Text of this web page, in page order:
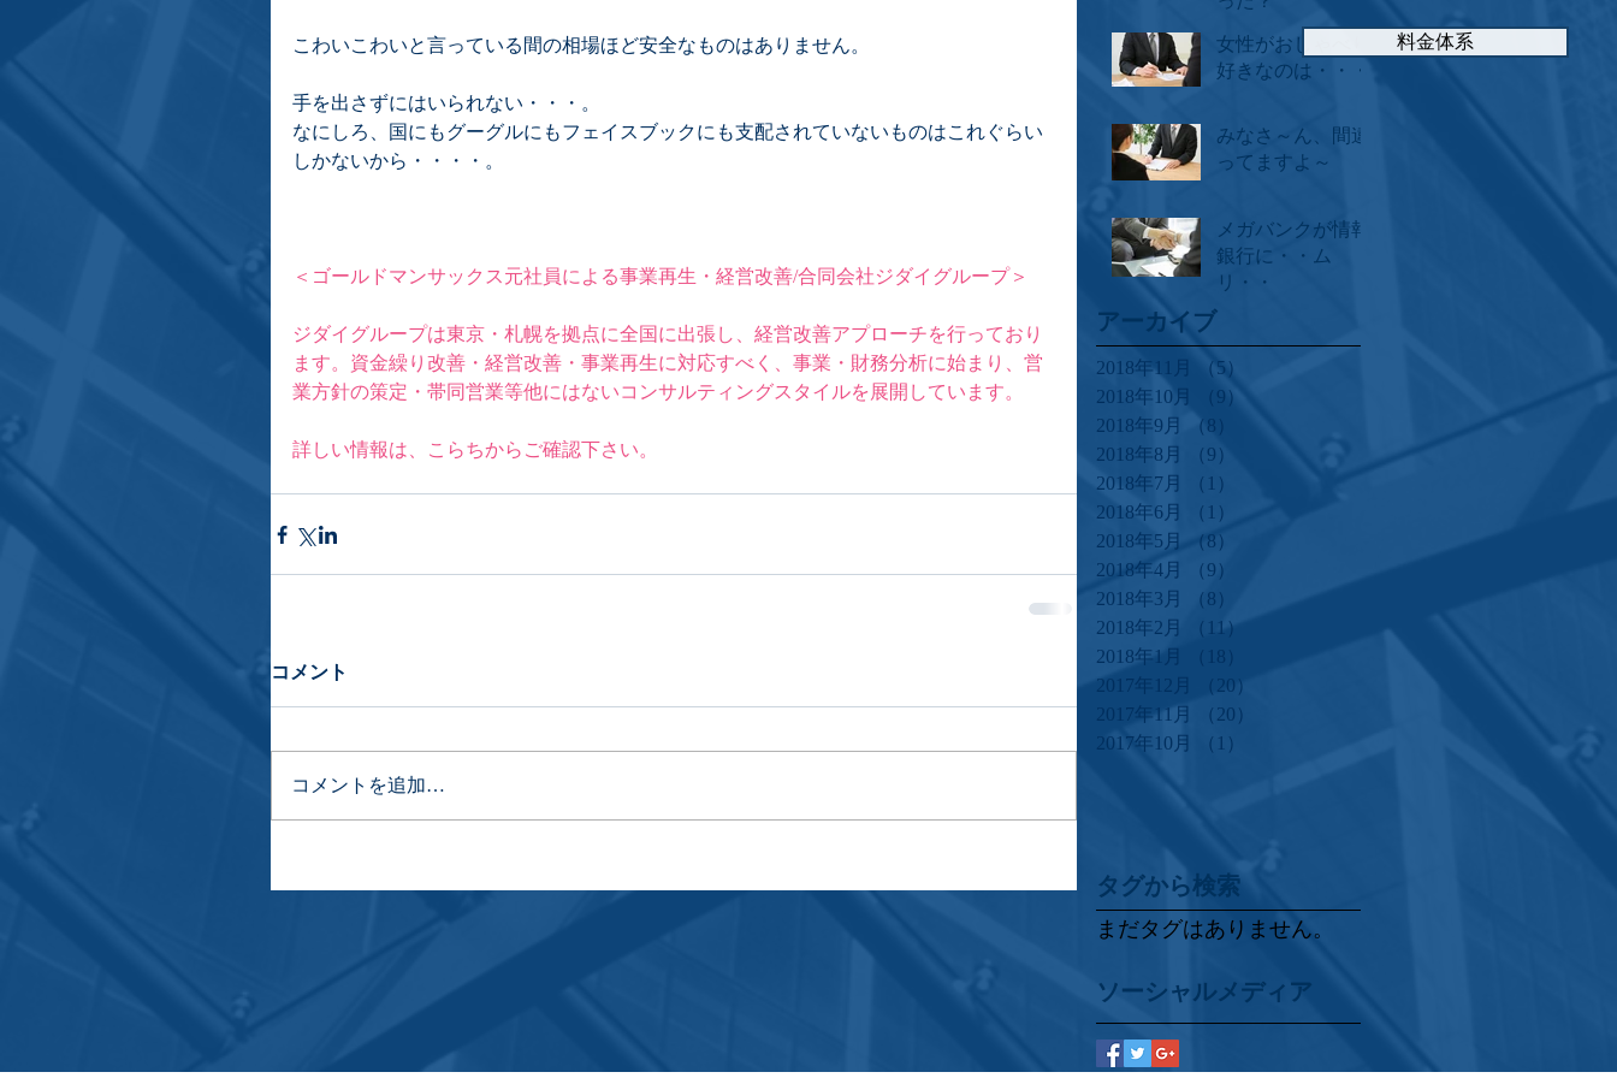
料金体系
女性がおしゃべり
好きなのは・・・
みなさ～ん、間違
ってますよ～
メガバンクが情報
銀行に・・ム
リ・・
こわいこわいと言っている間の相場ほど安全なものはありません。
手を出さずにはいられない・・・。
なにしろ、国にもグーグルにもフェイスブックにも支配されていないものはこれぐらい
しかないから・・・・。
＜ゴールドマンサックス元社員による事業再生・経営改善/合同会社ジダイグループ＞
ジダイグループは東京・札幌を拠点に全国に出張し、経営改善アプローチを行っており
ます。資金繰り改善・経営改善・事業再生に対応すべく、事業・財務分析に始まり、営
業方針の策定・帯同営業等他にはないコンサルティングスタイルを展開しています。
詳しい情報は、 こらちからご確認下さい。
コメント
コメントを追加…
ソーシャルメディア
まだタグはありません。
タグから検索
2018年11月 （5）
2018年10月
（9）
2018年9月
（8）
2018年8月
（9）
2018年7月
（1）
2018年6月
（1）
2018年5月
（8）
2018年4月
（9）
2018年3月
（8）
2018年2月
（11）
2018年1月
（18）
2017年12月
（20）
2017年11月
（20）
2017年10月
（1）
アーカイブ